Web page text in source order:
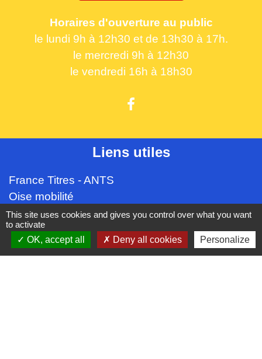
Horaires d'ouverture au public
le lundi 9h à 12h30 et de 13h30 à 17h.
le mercredi 9h à 12h30
le vendredi 16h à 18h30
Liens utiles
France Titres - ANTS
Oise mobilité
France Identité
Service Public
Procuration de vote
This site uses cookies and gives you control over what you want
to activate
OK, accept all
Deny all cookies Personalize